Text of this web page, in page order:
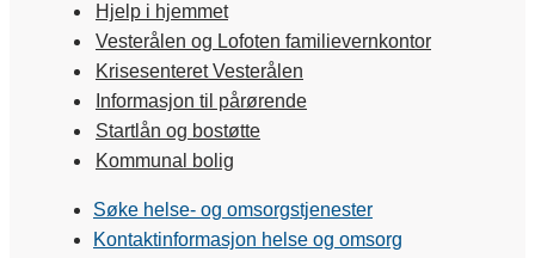
Hjelp i hjemmet
Vesterålen og Lofoten familievernkontor
Krisesenteret Vesterålen
Informasjon til pårørende
Startlån og bostøtte
Kommunal bolig
Søke helse- og omsorgstjenester
Kontaktinformasjon helse og omsorg